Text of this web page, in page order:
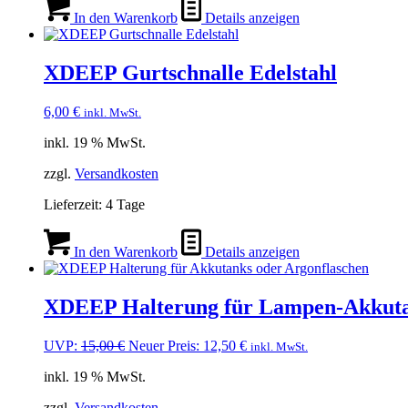
In den Warenkorb Details anzeigen
XDEEP Gurtschnalle Edelstahl
6,00 € inkl. MwSt.
inkl. 19 % MwSt.
zzgl. Versandkosten
Lieferzeit: 4 Tage
In den Warenkorb Details anzeigen
XDEEP Halterung für Lampen-
UVP: 15,00€ Ursprünglicher
war:
Neuer Preis: 12,50 €Aktueller
inkl. MwSt.
inkl. 19 % MwSt.